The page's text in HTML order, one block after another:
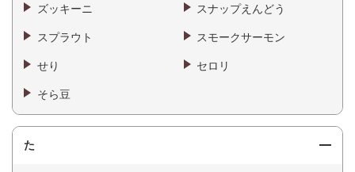
ズッキーニ スナップえんどう
スプラウト スモークサーモン
せり セロリ
そら豆
た